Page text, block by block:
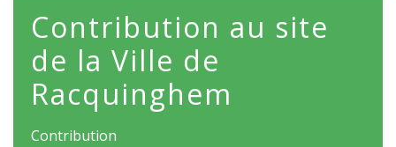
Contribution au site
de la Ville de
Racquinghem
Contribution